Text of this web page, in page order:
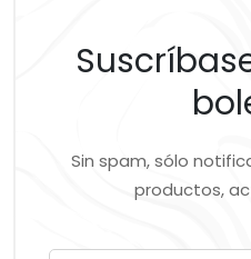
Sin spam, sólo
productos,